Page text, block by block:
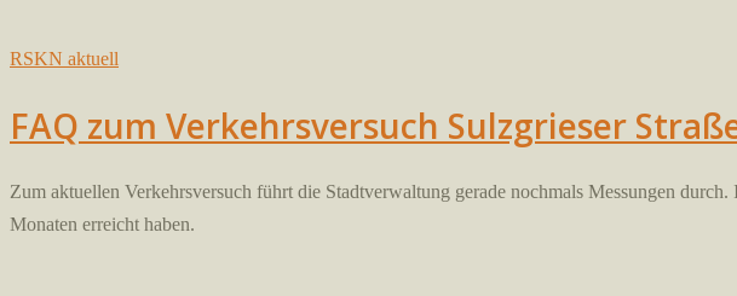
RSKN aktuell
FAQ zum Verkehrsversuch Sulzgrieser
Zum aktuellen Verkehrsversuch führt die Stadtverwaltung gerade nochmals Messungen
Monaten erreicht haben.